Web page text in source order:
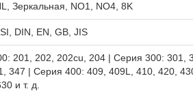
Зеркальная, NO1, NO4, 8K
DIN, EN, GB, JIS
201, 202, 202cu, 204 | Серия 300: 301,
347 | Серия 400: 409, 409L, 410, 420,
и т. д.